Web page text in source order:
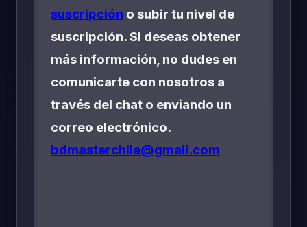
suscripción o subir tu nivel de
suscripción. Si deseas obtener
más información, no dudes en
comunicarte con nosotros a
través del chat o enviando un
correo electrónico.
bdmasterchile@gmail.com